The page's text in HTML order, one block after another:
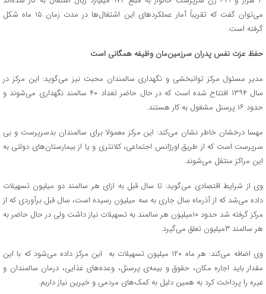
می‌توان گفت که تقریباً آمار عملکردهای این اشتغال‌ها در مدت زمان ۱۵ ماه شکل
گرفته است.
حفظ عزت نفس پدران سرزمین‌مان وظیفه همگانی است
مدیر مسئول مرکز توانبخشی و نگهداری سالمندان محبت نیز می‌گوید: این مرکز در
سال ۱۳۹۴ افتتاح شده است که در حال حاضر تعداد ۴۰ سالمند نگهداری می‌شوند و
حدود ۱۶ پرسنل مشغول به کار هستند.
مهسا درخشان خاطر نشان می‌کند: این مرکز معمولا برای سالمندان بدسرپرست و بی
سرپرست است که از طریق اورژانس اجتماعی، کلانتری و یا از بیمارستان‌های دولتی به
این مراکز منتقل می‌شوند.
وی از شرایط اقتصادی می‌گوید: تا سال قبل به ازای هر سالمند دو میلیون تسهیلات
داده می‌شد که از آذرماه سال جاری به سه میلیون رسیده است، سال قبل برآوردی که از
مرکز گرفته شد حدود ۱۰میلیون هر سالمند به تسهیلات نیاز داشت ولی در حال حاضر به
هر سالمند ۳میلیون تعلق می‌گیرد.
وی اضافه می‌کند: هر ماه ۱۲۰ میلیون تسهیلات به این مرکز داده می‌شود که با این
مقدار باید اجاره مکان، حقوق و بیمه‌ی پرسنل، وعده‌های غذایی، درمان سالمندان و
غیره را پرداخت کرد به همین دلیل به کمک‌های مردمی و خیرین نیاز داریم.